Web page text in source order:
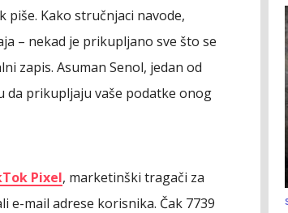
Kako stručnjaci navode,
– nekad je prikupljano sve što se
zapis. Asuman Senol, jedan od
da prikupljaju vaše podatke onog
Pixel, marketinški tragači za
mail adrese korisnika. Čak 7739